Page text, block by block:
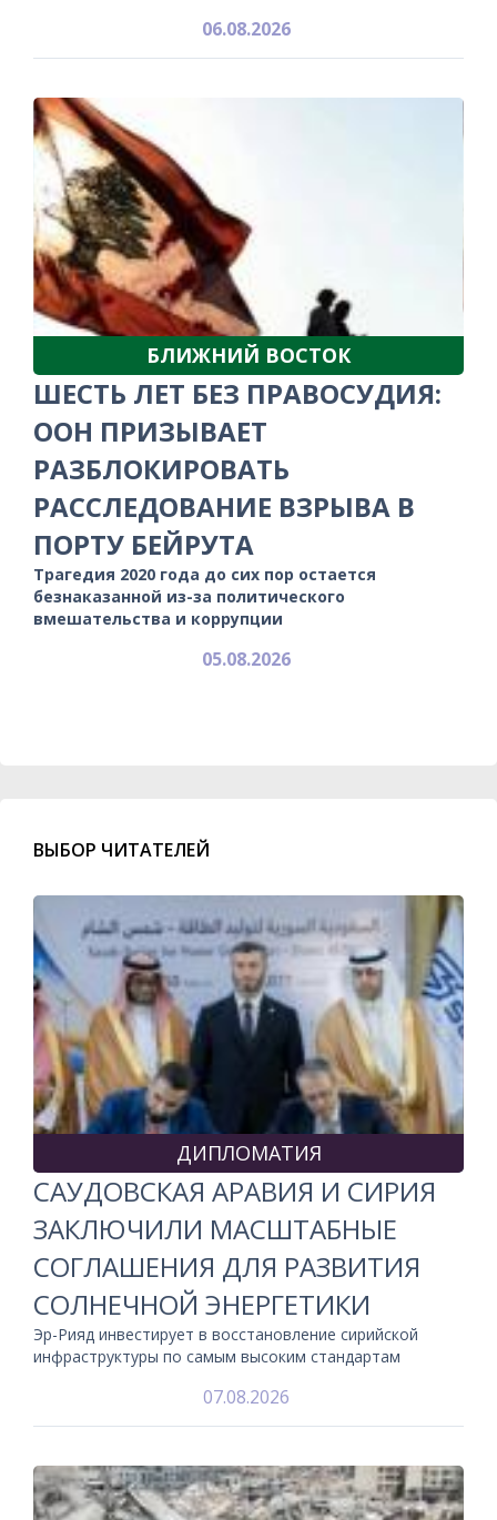
06.08.2026
БЛИЖНИЙ ВОСТОК
ШЕСТЬ ЛЕТ БЕЗ ПРАВОСУДИЯ:
ООН ПРИЗЫВАЕТ
РАЗБЛОКИРОВАТЬ
РАССЛЕДОВАНИЕ ВЗРЫВА В
ПОРТУ БЕЙРУТА
Трагедия 2020 года до сих пор остается
безнаказанной из-за политического
вмешательства и коррупции
05.08.2026
ВЫБОР ЧИТАТЕЛЕЙ
ДИПЛОМАТИЯ
САУДОВСКАЯ АРАВИЯ И СИРИЯ
ЗАКЛЮЧИЛИ МАСШТАБНЫЕ
СОГЛАШЕНИЯ ДЛЯ РАЗВИТИЯ
СОЛНЕЧНОЙ ЭНЕРГЕТИКИ
Эр-Рияд инвестирует в восстановление сирийской
инфраструктуры по самым высоким стандартам
07.08.2026